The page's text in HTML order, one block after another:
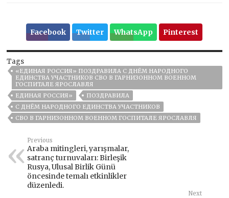
Facebook Twitter WhatsApp Pinterest
Tags
«ЕДИНАЯ РОССИЯ» ПОЗДРАВИЛА С ДНЁМ НАРОДНОГО
ЕДИНСТВА УЧАСТНИКОВ СВО В ГАРНИЗОННОМ ВОЕННОМ
ГОСПИТАЛЕ ЯРОСЛАВЛЯ
ЕДИНАЯ РОССИЯ»
ПОЗДРАВИЛА
С ДНЁМ НАРОДНОГО ЕДИНСТВА УЧАСТНИКОВ
СВО В ГАРНИЗОННОМ ВОЕННОМ ГОСПИТАЛЕ ЯРОСЛАВЛЯ
Previous
Araba mitingleri, yarışmalar,
satranç turnuvaları: Birleşik
Rusya, Ulusal Birlik Günü
öncesinde temalı etkinlikler
düzenledi.
Next